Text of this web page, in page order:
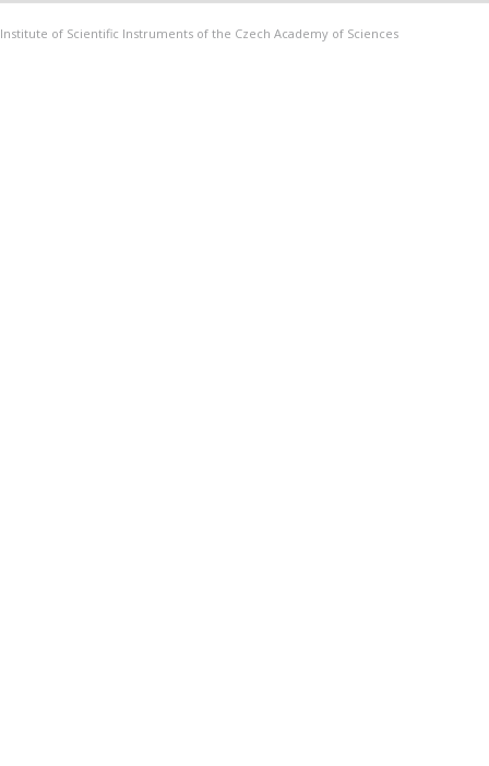
Institute of Scientific Instruments of the Czech Academy of Sciences